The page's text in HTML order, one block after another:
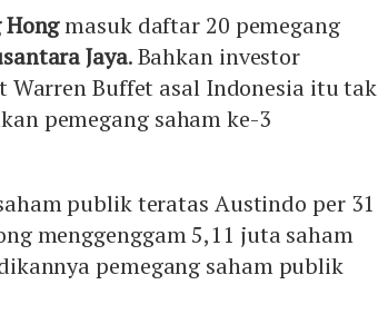
Hongmasuk daftar 20 pemegang
Jaya. Bahkan investor
Warren Buffet asal Indonesia itu tak
pemegang saham ke-3
publik teratas Austindo per 31
menggenggam 5,11 juta saham
pemegang saham publik